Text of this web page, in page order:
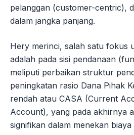
pelanggan (customer-centric),
dalam jangka panjang.
Hery merinci, salah satu fokus
adalah pada sisi pendanaan
meliputi perbaikan struktur
peningkatan rasio Dana Pihak
rendah atau CASA (Current
Account), yang pada akhirnya
signifikan dalam menekan